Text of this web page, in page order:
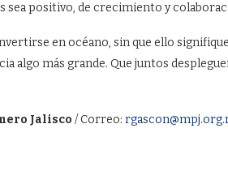
sea positivo, de crecimiento y
en océano, sin que ello
algo más grande. Que juntos
Jalisco / Correo: